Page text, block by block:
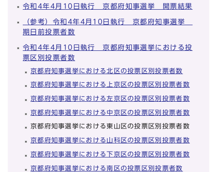
令和4年4月10日執行 京都府知事選挙 開票結果
（参考）令和4年4月10日執行 京都府知事選挙
期日前投票者数
令和4年4月10日執行 京都府知事選挙における投
票区別投票者数
京都府知事選挙における北区の投票区別投票者数
京都府知事選挙における上京区の投票区別投票者数
京都府知事選挙における左京区の投票区別投票者数
京都府知事選挙における中京区の投票区別投票者数
京都府知事選挙における東山区の投票区別投票者数
京都府知事選挙における山科区の投票区別投票者数
京都府知事選挙における下京区の投票区別投票者数
京都府知事選挙における南区の投票区別投票者数